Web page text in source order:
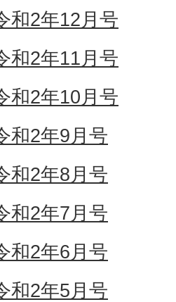
和2年12月号
和2年11月号
和2年10月号
和2年9月号
和2年8月号
和2年7月号
和2年6月号
和2年5月号